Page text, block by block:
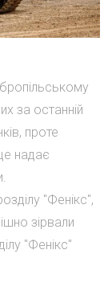
за останній
проте
надає
"Фенікс",
зірвали
"Фенікс"